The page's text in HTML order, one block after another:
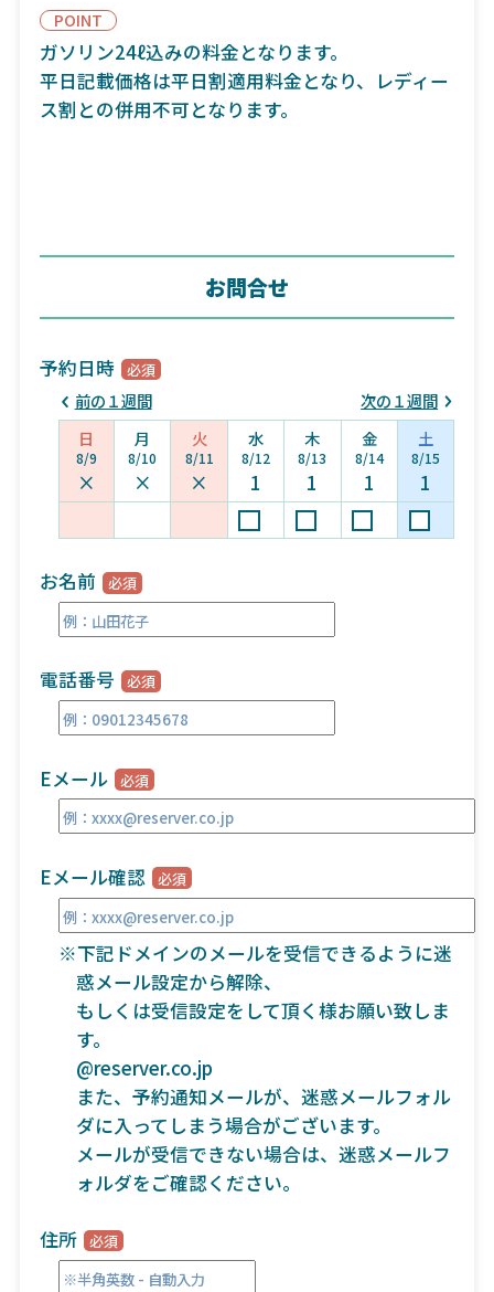
POINT
ガソリン24ℓ込みの料金となります。
平日記載価格は平日割適用料金となり、レディー
ス割との併用不可となります。
お問合せ
予約日時
前の１週間
次の１週間
日
8/9
×
月
8/10
×
火
8/11
×
水
8/12
1
木
8/13
1
金
8/14
1
土
8/15
1
お名前
電話番号
Eメール
Eメール確認
※下記ドメインのメールを受信できるように迷
惑メール設定から解除、
もしくは受信設定をして頂く様お願い致しま
す。
@reserver.co.jp
また、予約通知メールが、迷惑メールフォル
ダに入ってしまう場合がございます。
メールが受信できない場合は、迷惑メールフ
ォルダをご確認ください。
住所